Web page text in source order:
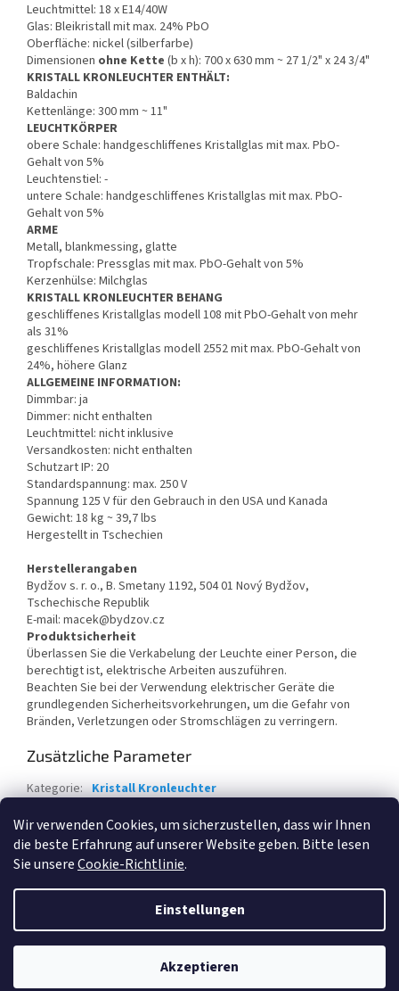
Wir verwenden Cookies, um sicherzustellen, dass wir Ihnen
die beste Erfahrung auf unserer Website geben. Bitte lesen
Sie unsereCookie-Richtlinie.
Einstellungen
Akzeptieren
Leuchtmittel: 18 x E14/40W
Glas: Bleikristall mit max. 24% PbO
Oberfläche: nickel (silberfarbe)
Dimensionen ohne Kette (b x h): 700 x 630 mm ~ 27 1/2" x 24 3/4"
KRISTALL KRONLEUCHTER ENTHÄLT:
Baldachin
Kettenlänge: 300 mm ~ 11"
LEUCHTKÖRPER
obere Schale: handgeschliffenes Kristallglas mit max. PbO-
Gehalt von 5%
Leuchtenstiel: -
untere Schale: handgeschliffenes Kristallglas mit max. PbO-
Gehalt von 5%
ARME
Metall, blankmessing, glatte
Tropfschale: Pressglas mit max. PbO-Gehalt von 5%
Kerzenhülse: Milchglas
KRISTALL KRONLEUCHTER BEHANG
geschliffenes Kristallglas modell 108 mit PbO-Gehalt von mehr
als 31%
geschliffenes Kristallglas modell 2552 mit max. PbO-Gehalt von
24%, höhere Glanz
ALLGEMEINE INFORMATION:
Dimmbar: ja
Dimmer: nicht enthalten
Leuchtmittel: nicht inklusive
Versandkosten: nicht enthalten
Schutzart IP: 20
Standardspannung: max. 250 V
Spannung 125 V für den Gebrauch in den USA und Kanada
Gewicht: 18 kg ~ 39,7 lbs
Hergestellt in Tschechien
Herstellerangaben
Bydžov s. r. o., B. Smetany 1192, 504 01 Nový Bydžov,
Tschechische Republik
E-mail: macek@bydzov.cz
Produktsicherheit
Überlassen Sie die Verkabelung der Leuchte einer Person, die
berechtigt ist, elektrische Arbeiten auszuführen.
Beachten Sie bei der Verwendung elektrischer Geräte die
grundlegenden Sicherheitsvorkehrungen, um die Gefahr von
Bränden, Verletzungen oder Stromschlägen zu verringern.
Zusätzliche Parameter
Kategorie: Kristall Kronleuchter
Copyright 2026Kristall und Kronleuchter. Alle Rechte
vorbehalten.